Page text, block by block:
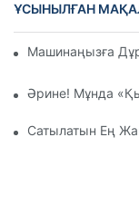
ҰСЫНЫЛҒАН
Машинаңызға
Әрине! Мұнда
Сатылатын Ең